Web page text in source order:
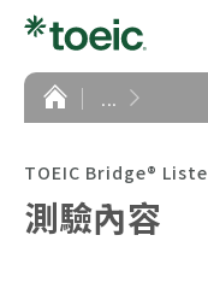
首
頁
...
TOEIC Bridge®
測驗內容